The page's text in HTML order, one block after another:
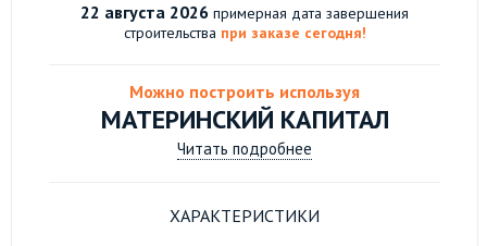
22 августа 2026 примерная дата завершения
строительства при заказе сегодня!
Можно построить используя
МАТЕРИНСКИЙ КАПИТАЛ
Читать подробнее
ХАРАКТЕРИСТИКИ